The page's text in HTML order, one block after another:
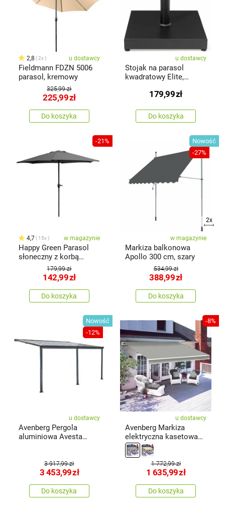
2,8 2x u dostawcy
Fieldmann FDZN 5006
parasol, kremowy
325,99 zł
225,99zł
Do koszyka
u dostawcy
Stojak na parasol
kwadratowy Elite,
179,99zł
Do koszyka
-21%
4,7 15x w magazynie
Happy Green Parasol
słoneczny z korbą
ciemnoszary, śr. 230 cm
179,99 zł
142,99zł
Do koszyka
Nowość
-27%
2x
w magazynie
Markiza balkonowa
Apollo 300 cm, szary
534,99 zł
388,99zł
Do koszyka
Nowość
-12%
u dostawcy
Avenberg Pergola
aluminiowa Avesta
3 917,99 zł
3 453,99zł
Do koszyka
-8%
u dostawcy
Avenberg Markiza
elektryczna kasetowa
ISABELA, szary/srebrny
1 772,99 zł
1 635,99zł
Do koszyka